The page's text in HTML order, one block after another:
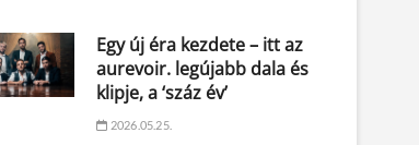
Egy új éra kezdete – itt az
aurevoir. legújabb dala és
klipje, a ‘száz év’
2026.05.25.